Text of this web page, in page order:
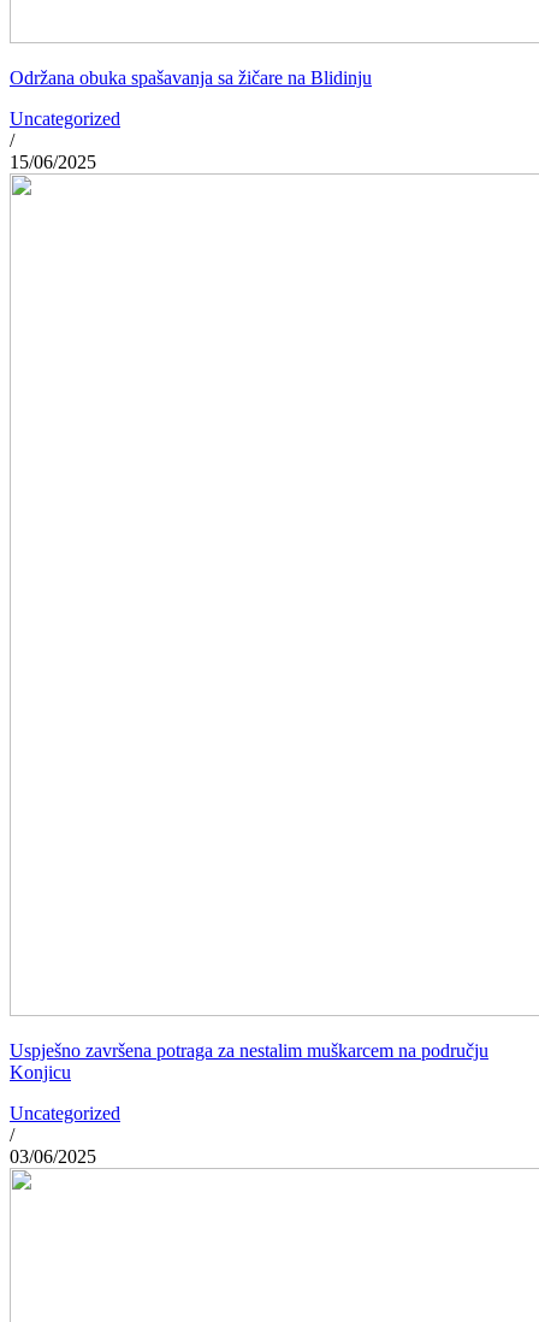
Održana obuka spašavanja sa žičare na Blidinju
Uncategorized
/
15/06/2025
Uspješno završena potraga za nestalim muškarcem na području
Konjicu
Uncategorized
/
03/06/2025